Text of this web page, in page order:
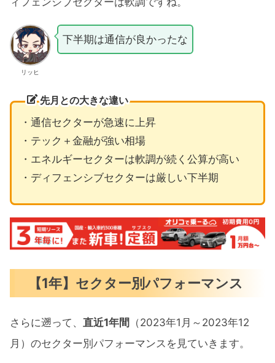
リッヒ
下半期は通信が良かったな
先月との大きな違い
・通信セクターが急速に上昇
・テック＋金融が強い相場
・エネルギーセクターは軟調が続く公算が高い
・ディフェンシブセクターは厳しい下半期
【1年】セクター別パフォーマンス
さらに遡って、 直近1年間 （2023年1月～2023年12
月）のセクター別パフォーマンスを見ていきます。